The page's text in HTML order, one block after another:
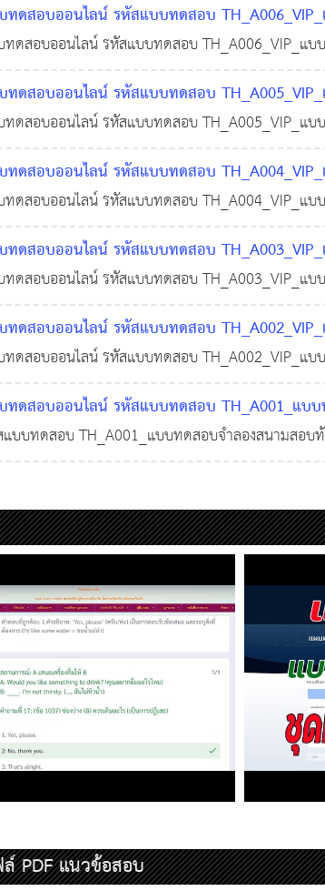
ทดสอบออนไลน์ รหัสแบบทดสอบ
ภาคความรู้ความสามารถทั่วไป (ภาค ก) จำนวน
และลงคอร์สติวออนไลน์เท่านั้น !
29 พ.ย. 2568
ดสอบออนไลน์ รหัสแบบทดสอบ TH_A006_VIP_แ
วามรู้ความสามารถทั่วไป (ภาค ก) จำนวน 100 ข้อ พ
ติวออนไลน์เท่านั้น !
ทดสอบออนไลน์ รหัสแบบทดสอบ
ภาคความรู้ความสามารถทั่วไป (ภาค ก) จำนวน
และลงคอร์สติวออนไลน์เท่านั้น !
29 พ.ย. 2568
ดสอบออนไลน์ รหัสแบบทดสอบ TH_A005_VIP_แ
วามรู้ความสามารถทั่วไป (ภาค ก) จำนวน 100 ข้อ พ
ติวออนไลน์เท่านั้น !
ทดสอบออนไลน์ รหัสแบบทดสอบ
ภาคความรู้ความสามารถทั่วไป (ภาค ก) จำนวน
และลงคอร์สติวออนไลน์เท่านั้น !
29 พ.ย. 2568
ดสอบออนไลน์ รหัสแบบทดสอบ TH_A004_VIP_แ
วามรู้ความสามารถทั่วไป (ภาค ก) จำนวน 100 ข้อ พ
ติวออนไลน์เท่านั้น !
ทดสอบออนไลน์ รหัสแบบทดสอบ
ภาคความรู้ความสามารถทั่วไป (ภาค ก) จำนวน
และลงคอร์สติวออนไลน์เท่านั้น !
29 พ.ย. 2568
ดสอบออนไลน์ รหัสแบบทดสอบ TH_A003_VIP_แ
วามรู้ความสามารถทั่วไป (ภาค ก) จำนวน 100 ข้อ พ
ติวออนไลน์เท่านั้น !
ทดสอบออนไลน์ รหัสแบบทดสอบ
ภาคความรู้ความสามารถทั่วไป (ภาค ก) จำนวน
และลงคอร์สติวออนไลน์เท่านั้น !
29 พ.ย. 2568
ดสอบออนไลน์ รหัสแบบทดสอบ TH_A002_VIP_แ
วามรู้ความสามารถทั่วไป (ภาค ก) จำนวน 100 ข้อ พ
ติวออนไลน์เท่านั้น !
ดสอบออนไลน์ รหัสแบบทดสอบ TH_A001_แบ
วามรู้ความสามารถทั่วไป (ภาค ก) จำนวน 100 ข้
งคอร์สติวออนไลน์เท่านั้น !
29 พ.ย. 2568 0
บบทดสอบ TH_A001_แบบทดสอบจำลองสนามสอบ
(ภาค ก) จำนวน 100 ข้อ พร้อมเฉลย จัดให้เฉพาะส
PDF แนวข้อสอบ